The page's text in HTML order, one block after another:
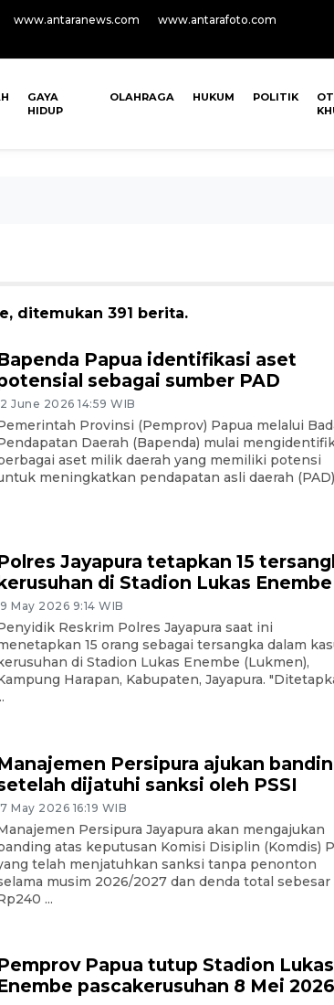
www.antaranews.com www.antarafoto.com
GAYA
HIDUP
OLAHRAGA HUKUM POLITIK
ditemukan 391 berita.
Papua identifikasi aset
sebagai sumber PAD
June 2026 14:59 WIB
Provinsi (Pemprov) Papua melalui
Daerah (Bapenda) mulai
aset milik daerah yang memiliki potensi
meningkatkan pendapatan asli daerah
Jayapura tetapkan 15
di Stadion Lukas Enembe
May 2026 9:14 WIB
Reskrim Polres Jayapura saat ini
15 orang sebagai tersangka dalam
di Stadion Lukas Enembe (Lukmen),
Harapan, Kabupaten, Jayapura.
Persipura ajukan
dijatuhi sanksi oleh PSSI
May 2026 16:19 WIB
Persipura Jayapura akan mengajukan
atas keputusan Komisi Disiplin (Komdis)
telah menjatuhkan sanksi tanpa penonton
musim 2026/2027 dan denda total sebesar
...
Papua tutup Stadion Lukas
pascakerusuhan 8 Mei 2026